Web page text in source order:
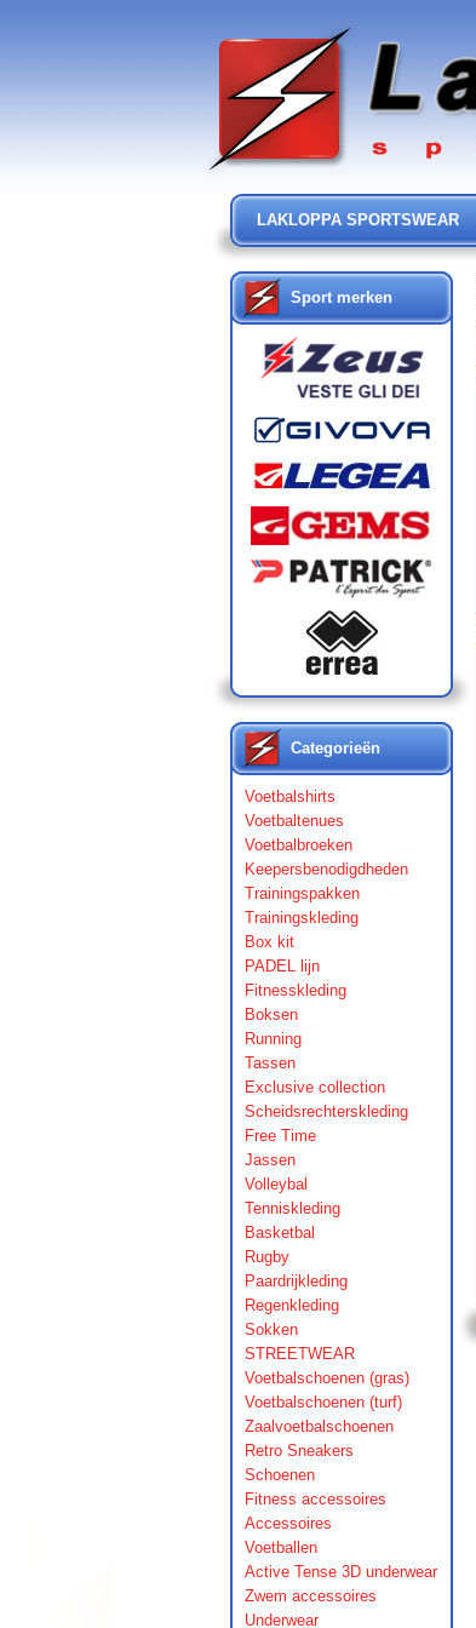
LAKLOPPA SPORTSWEAR
Sport merken
Categorieën
Voetbalshirts
Voetbaltenues
Voetbalbroeken
Keepersbenodigdheden
Trainingspakken
Trainingskleding
Box kit
PADEL lijn
Fitnesskleding
Boksen
Running
Tassen
Exclusive collection
Scheidsrechterskleding
Free Time
Jassen
Volleybal
Tenniskleding
Basketbal
Rugby
Paardrijkleding
Regenkleding
Sokken
STREETWEAR
Voetbalschoenen (gras)
Voetbalschoenen (turf)
Zaalvoetbalschoenen
Retro Sneakers
Schoenen
Fitness accessoires
Accessoires
Voetballen
Active Tense 3D underwear
Zwem accessoires
Underwear